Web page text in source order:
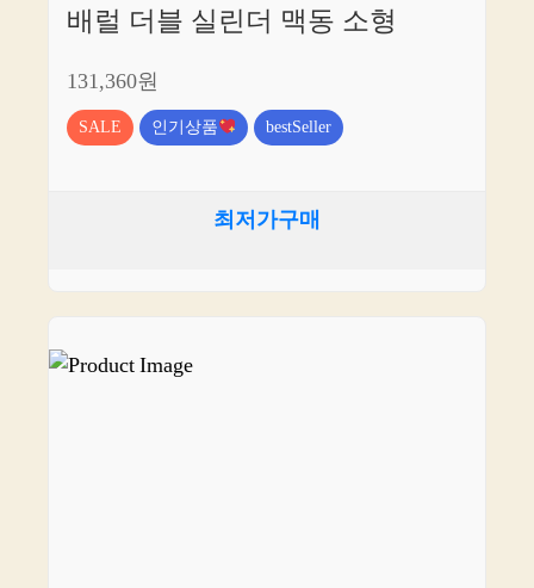
배럴 더블 실린더 맥동 소형
131,360원
SALE 인기상품 bestSeller
최저가구매